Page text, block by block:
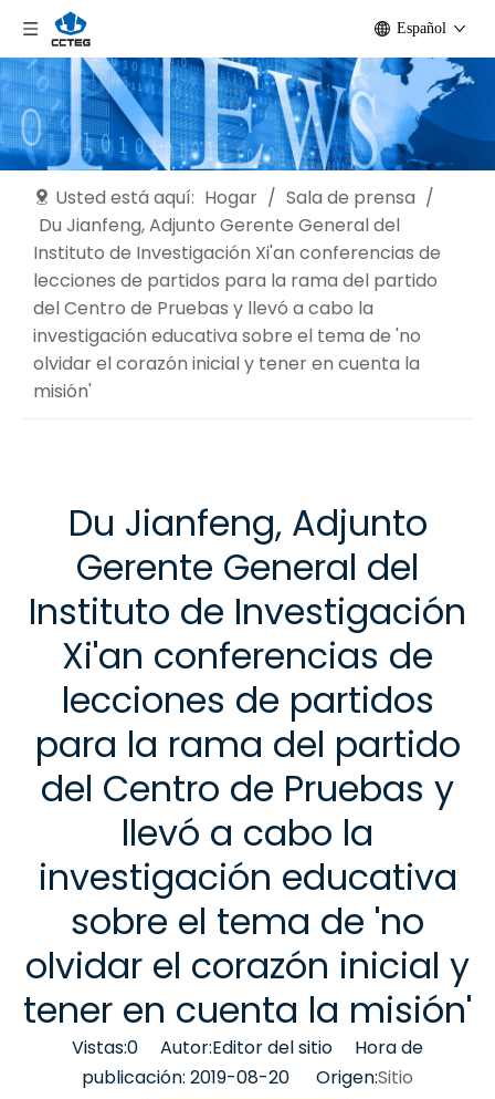
Español
Usted está aquí: Hogar / Sala de prensa /
Du Jianfeng, Adjunto Gerente General del
Instituto de Investigación Xi'an conferencias de
lecciones de partidos para la rama del partido
del Centro de Pruebas y llevó a cabo la
investigación educativa sobre el tema de 'no
olvidar el corazón inicial y tener en cuenta la
misión'
Du Jianfeng, Adjunto
Gerente General del
Instituto de Investigación
Xi'an conferencias de
lecciones de partidos
para la rama del partido
del Centro de Pruebas y
llevó a cabo la
investigación educativa
sobre el tema de 'no
olvidar el corazón inicial y
tener en cuenta la misión'
Vistas:0 Autor:Editor del sitio Hora de
publicación: 2019-08-20 Origen:Sitio